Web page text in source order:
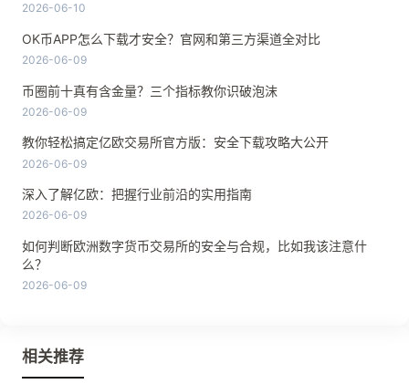
2026-06-10
OK币APP怎么下载才安全？官网和第三方渠道全对比
2026-06-09
币圈前十真有含金量？三个指标教你识破泡沫
2026-06-09
教你轻松搞定亿欧交易所官方版：安全下载攻略大公开
2026-06-09
深入了解亿欧：把握行业前沿的实用指南
2026-06-09
如何判断欧洲数字货币交易所的安全与合规，比如我该注意什
么？
2026-06-09
相关推荐